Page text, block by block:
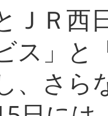
ＪＲ西
ス」
、さら